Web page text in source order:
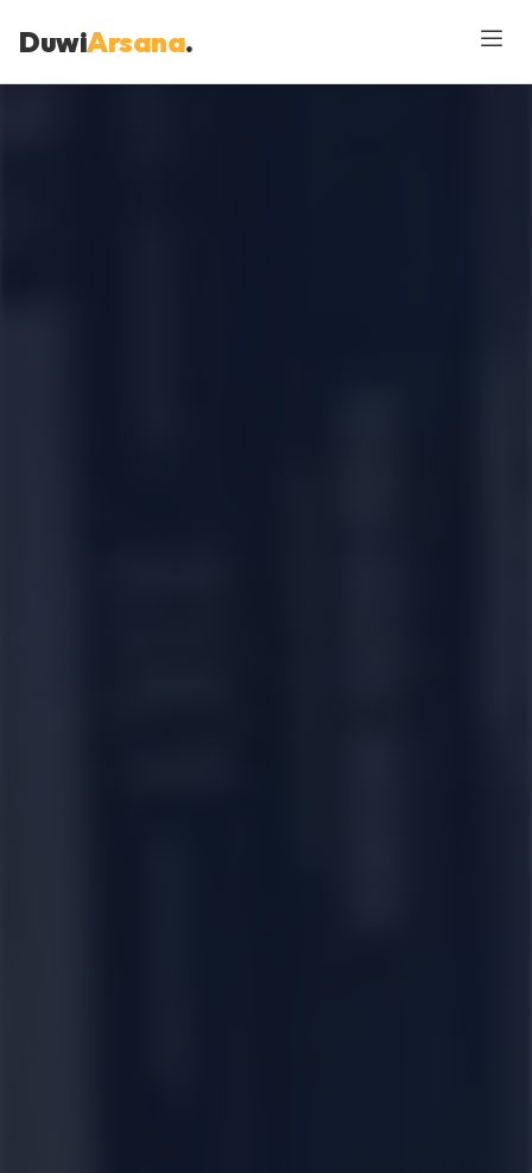
DuwiArsana.